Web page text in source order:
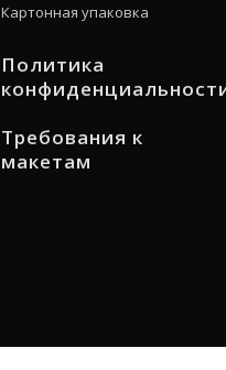
Картонная упаковка
Политика
Требования к
макетам